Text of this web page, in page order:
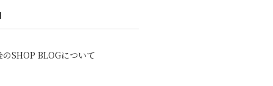
のSHOP BLOGについて